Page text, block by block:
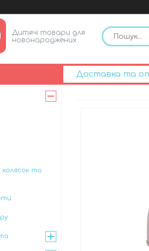
Дитячі товари для
новонароджених
Доставка та
колясок та